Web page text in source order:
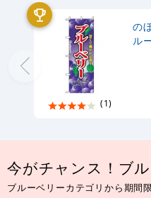
(1)
の
ル
今がチャンス！ブ
ブルーベリーカテゴリから期間